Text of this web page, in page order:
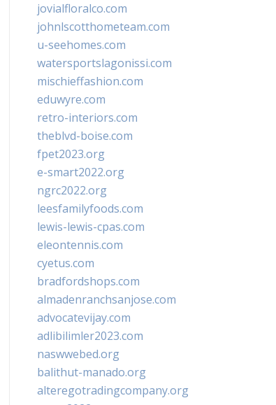
jovialfloralco.com
johnlscotthometeam.com
u-seehomes.com
watersportslagonissi.com
mischieffashion.com
eduwyre.com
retro-interiors.com
theblvd-boise.com
fpet2023.org
e-smart2022.org
ngrc2022.org
leesfamilyfoods.com
lewis-lewis-cpas.com
eleontennis.com
cyetus.com
bradfordshops.com
almadenranchsanjose.com
advocatevijay.com
adlibilimler2023.com
naswwebed.org
balithut-manado.org
alteregotradingcompany.org